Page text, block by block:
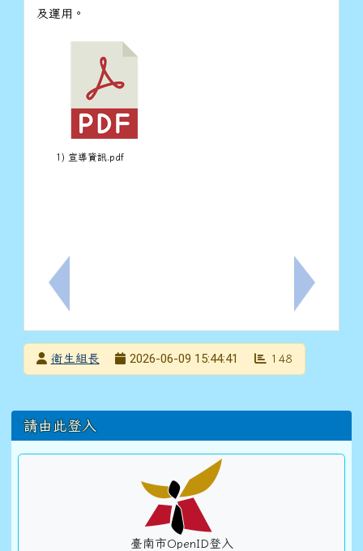
上一筆：115年水環境教育獎章制度教師研習工作坊
及運用。
1) 宣導資訊.pdf
下一筆：
發布者衛生組長
2026-06-09 15:44:41 148
左邊區域內容
請由此登入
臺南市OpenID登入